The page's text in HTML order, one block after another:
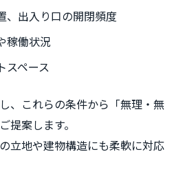
、出入り口の開閉頻度
稼働状況
スペース
、これらの条件から「無理・無
提案します。
立地や建物構造にも柔軟に対応